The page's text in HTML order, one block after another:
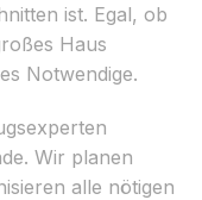
ist. Egal, ob
Haus
Notwendige.
Wir planen
alle nötigen